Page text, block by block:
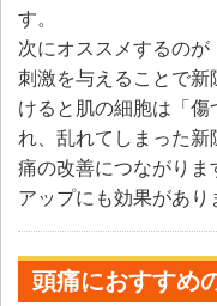
す。
次にオススメするの
刺激を与えることで
けると肌の細胞は「傷
れ、乱れてしまった
痛の改善につながりま
アップにも効果があり
頭痛におすすめ